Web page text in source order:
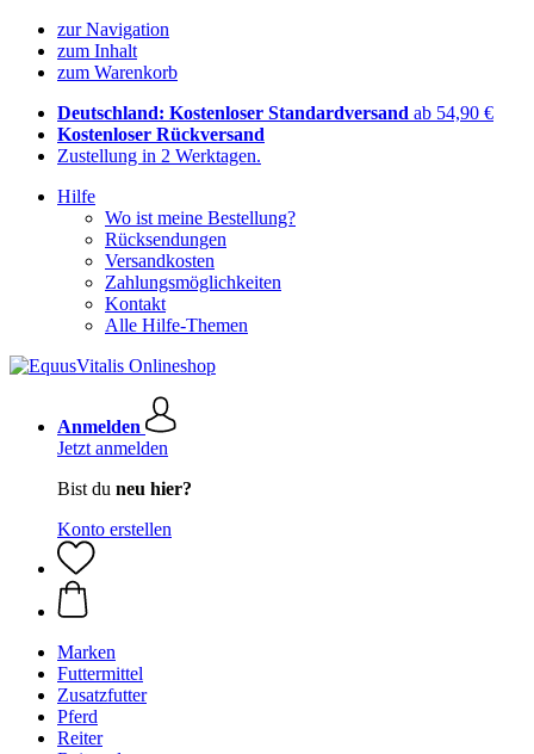
zur Navigation
zum Inhalt
zum Warenkorb
Deutschland: Kostenloser Standardversand ab 54,90 €
Kostenloser Rückversand
Zustellung in 2 Werktagen.
Hilfe
Wo ist meine Bestellung?
Rücksendungen
Versandkosten
Zahlungsmöglichkeiten
Kontakt
Alle Hilfe-Themen
Anmelden
Jetzt anmelden
Bist du neu hier?
Konto erstellen
Marken
Futtermittel
Zusatzfutter
Pferd
Reiter